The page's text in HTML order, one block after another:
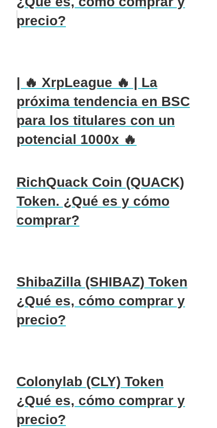
precio?
| 🔥 XrpLeague 🔥 | La
próxima tendencia en BSC
para los titulares con un
potencial 1000x 🔥
RichQuack Coin (QUACK)
Token. ¿Qué es y cómo
comprar?
ShibaZilla (SHIBAZ) Token
¿Qué es, cómo comprar y
precio?
Colonylab (CLY) Token
¿Qué es, cómo comprar y
precio?